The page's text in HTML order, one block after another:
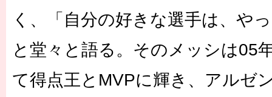
く、「自分の好きな選手は、や
と堂々と語る。そのメッシは05
て得点王とMVPに輝き、アルゼ